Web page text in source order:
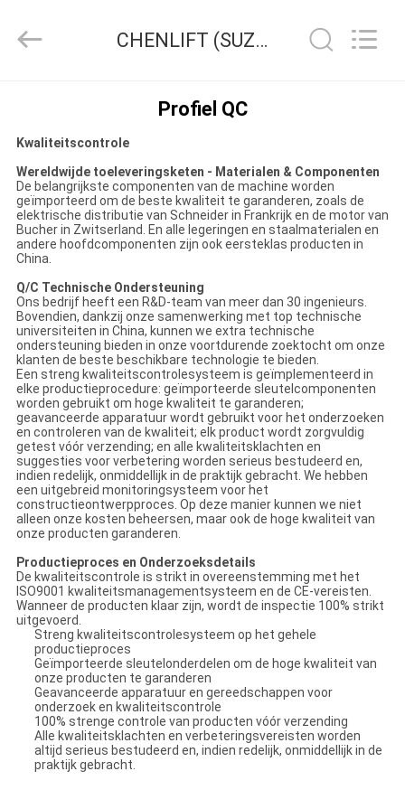
PRODUCTEN
OVER
ONS
FABRIEKSTOCHT
KWALITEITSCONTROLE
NEEM
CONTACT
MET
ONS
OP
NIEUWS
VRAAG
EEN
OFFERTE
SITEMAP
LTD.
CHENLIFT (SUZHOU) MACHINERY CO LTD Kwaliteitscontrole
Profiel QC
Kwaliteitscontrole
Wereldwijde toeleveringsketen - Materialen & Componenten
De belangrijkste componenten van de machine worden
geïmporteerd om de beste kwaliteit te garanderen, zoals de
elektrische distributie van Schneider in Frankrijk en de motor van
Bucher in Zwitserland. En alle legeringen en staalmaterialen en
andere hoofdcomponenten zijn ook eersteklas producten in
China.
Q/C Technische Ondersteuning
Ons bedrijf heeft een R&D-team van meer dan 30 ingenieurs.
Bovendien, dankzij onze samenwerking met top technische
universiteiten in China, kunnen we extra technische
ondersteuning bieden in onze voortdurende zoektocht om onze
klanten de beste beschikbare technologie te bieden.
Een streng kwaliteitscontrolesysteem is geïmplementeerd in
elke productieprocedure: geïmporteerde sleutelcomponenten
worden gebruikt om hoge kwaliteit te garanderen;
geavanceerde apparatuur wordt gebruikt voor het onderzoeken
en controleren van de kwaliteit; elk product wordt zorgvuldig
getest vóór verzending; en alle kwaliteitsklachten en
suggesties voor verbetering worden serieus bestudeerd en,
indien redelijk, onmiddellijk in de praktijk gebracht. We hebben
een uitgebreid monitoringsysteem voor het
constructieontwerpproces. Op deze manier kunnen we niet
alleen onze kosten beheersen, maar ook de hoge kwaliteit van
onze producten garanderen.
Productieproces en Onderzoeksdetails
De kwaliteitscontrole is strikt in overeenstemming met het
ISO9001 kwaliteitsmanagementsysteem en de CE-vereisten.
Wanneer de producten klaar zijn, wordt de inspectie 100% strikt
uitgevoerd.
Streng kwaliteitscontrolesysteem op het gehele
productieproces
Geïmporteerde sleutelonderdelen om de hoge kwaliteit van
onze producten te garanderen
Geavanceerde apparatuur en gereedschappen voor
onderzoek en kwaliteitscontrole
100% strenge controle van producten vóór verzending
Alle kwaliteitsklachten en verbeteringsvereisten worden
altijd serieus bestudeerd en, indien redelijk, onmiddellijk in de
praktijk gebracht.